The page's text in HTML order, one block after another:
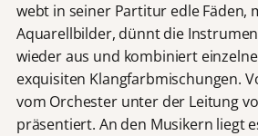
webt in seiner Partitur edle Fäden,
Aquarellbilder, dünnt die
wieder aus und kombiniert
exquisiten Klangfarbmischungen.
vom Orchester unter der Leitung
präsentiert. An den Musikern liegt